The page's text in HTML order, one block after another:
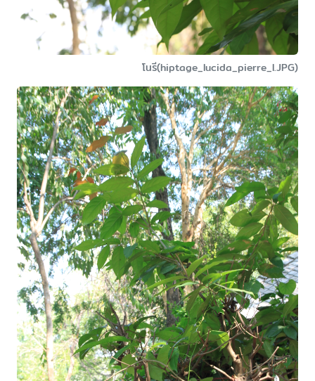
โนรี(hiptage_lucida_pierre_l.JPG)